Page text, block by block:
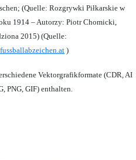
(Quelle: Rozgrywki Piłkarskie w
1914 – Autorzy: Piotr Chomicki,
2015) (Quelle:
)
Vektorgrafikformate (CDR, AI
PNG, GIF) enthalten.